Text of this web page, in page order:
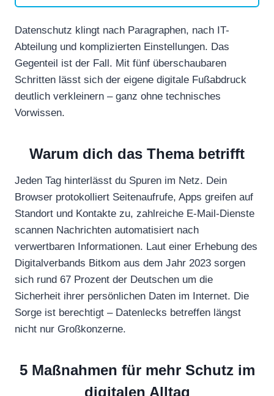
Datenschutz klingt nach Paragraphen, nach IT-
Abteilung und komplizierten Einstellungen. Das
Gegenteil ist der Fall. Mit fünf überschaubaren
Schritten lässt sich der eigene digitale Fußabdruck
deutlich verkleinern – ganz ohne technisches
Vorwissen.
Warum dich das Thema betrifft
Jeden Tag hinterlässt du Spuren im Netz. Dein
Browser protokolliert Seitenaufrufe, Apps greifen auf
Standort und Kontakte zu, zahlreiche E-Mail-Dienste
scannen Nachrichten automatisiert nach
verwertbaren Informationen. Laut einer Erhebung des
Digitalverbands Bitkom aus dem Jahr 2023 sorgen
sich rund 67 Prozent der Deutschen um die
Sicherheit ihrer persönlichen Daten im Internet. Die
Sorge ist berechtigt – Datenlecks betreffen längst
nicht nur Großkonzerne.
5 Maßnahmen für mehr Schutz im
digitalen Alltag